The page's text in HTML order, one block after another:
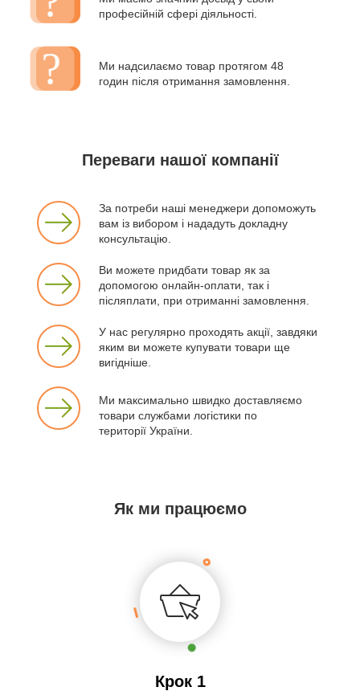
професійній сфері діяльності.
Ми надсилаємо товар протягом 48
годин після отримання замовлення.
Переваги нашої компанії
За потреби наші менеджери допоможуть
вам із вибором і нададуть докладну
консультацію.
Ви можете придбати товар як за
допомогою онлайн-оплати, так і
післяплати, при отриманні замовлення.
У нас регулярно проходять акції, завдяки
яким ви можете купувати товари ще
вигідніше.
Ми максимально швидко доставляємо
товари службами логістики по
території України.
Як ми працюємо
Крок 1